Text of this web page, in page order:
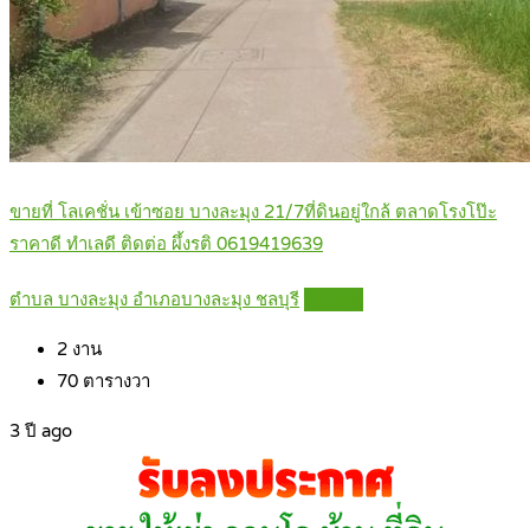
ขายที่ โลเคชั่น เข้าซอย บางละมุง 21/7ที่ดินอยู่ใกล้ ตลาดโรงโป๊ะ
ราคาดี ทำเลดี ติดต่อ ผึ้งรติ 0619419639
ตำบล บางละมุง อำเภอบางละมุง ชลบุรี
2 งาน
70 ตารางวา
3 ปี ago